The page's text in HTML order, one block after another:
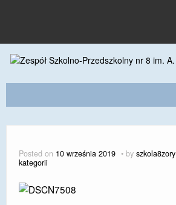
KONTAKT
DLA RODZICÓW I UCZNIÓW
Posted on 10 września 2019 by szkola8zory
kategorii